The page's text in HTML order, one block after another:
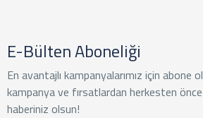
E-Bülten Aboneliği
En avantajlı kampanyalarımız için abone
kampanya ve fırsatlardan herkesten önce
haberiniz olsun!